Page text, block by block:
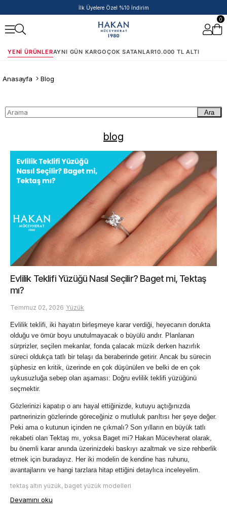
İlk Üyelere Özel %10 İndirim
0
YENI ÜRÜNLERAYNI GÜN KARGOÇOK SATANLAR10.000 TL ALTI
Anasayfa Blog
Ara
blog
Evlilik Teklifi Yüzüğü Nasıl Seçilir? Baget mi, Tektaş
mı?
Temmuz 02, 2026 Yüzük
Evlilik teklifi, iki hayatın birleşmeye karar verdiği, heyecanın dorukta
olduğu ve ömür boyu unutulmayacak o büyülü andır. Planlanan
sürprizler, seçilen mekanlar, fonda çalacak müzik derken hazırlık
süreci oldukça tatlı bir telaşı da beraberinde getirir. Ancak bu sürecin
şüphesiz en kritik, üzerinde en çok düşünülen ve belki de en çok
uykusuzluğa sebep olan aşaması: Doğru evlilik teklifi yüzüğünü
seçmektir.
Gözlerinizi kapatıp o anı hayal ettiğinizde, kutuyu açtığınızda
partnerinizin gözlerinde göreceğiniz o mutluluk parıltısı her şeye değer.
Peki ama o kutunun içinden ne çıkmalı? Son yılların en büyük tatlı
rekabeti olan Tektaş mı, yoksa Baget mi? Hakan Mücevherat olarak,
bu önemli karar anında üzerinizdeki baskıyı azaltmak ve size rehberlik
etmek için buradayız. Her iki modelin de kendine has ruhunu,
avantajlarını ve hangi tarzlara hitap ettiğini detaylıca inceleyelim.
tektaş altın yüzük, baget yüzük modelleri
Devamını oku